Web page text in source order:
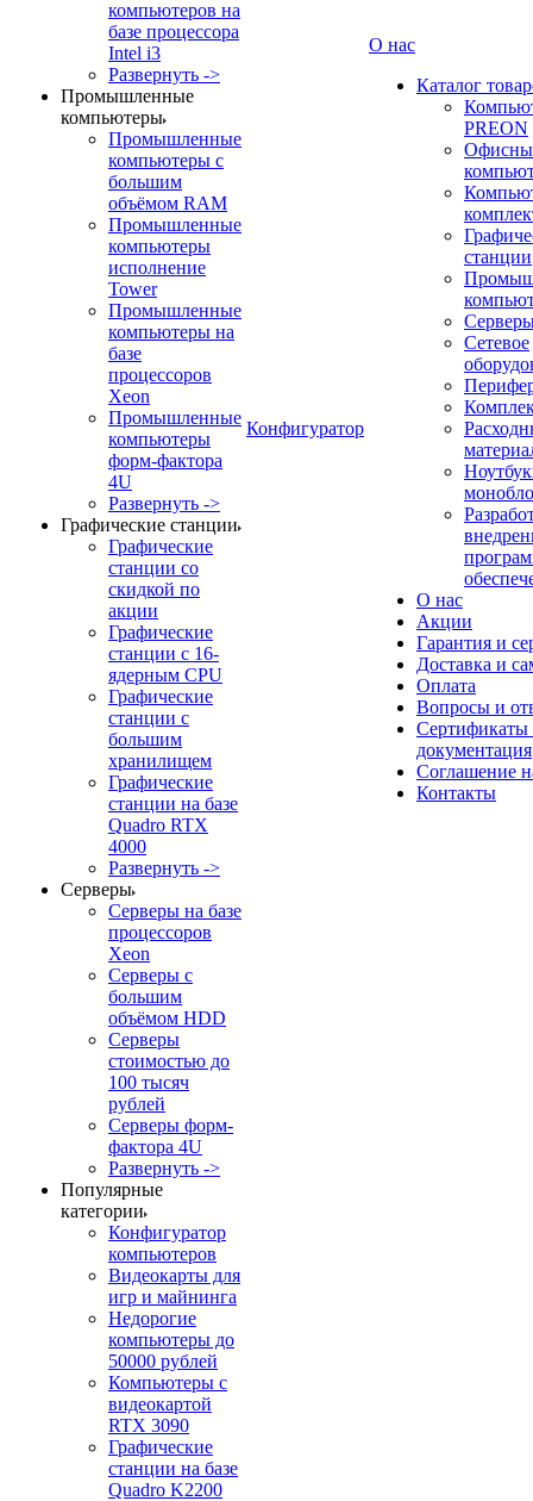
компьютеров на
базе процессора
Intel i3
Развернуть ->
Промышленные
компьютеры
Промышленные
компьютеры с
большим
объёмом RAM
Промышленные
компьютеры
исполнение
Tower
Промышленные
компьютеры на
базе
процессоров
Xeon
Промышленные
компьютеры
форм-фактора
4U
Развернуть ->
Графические станции
Графические
станции со
скидкой по
акции
Графические
станции с 16-
ядерным CPU
Графические
станции с
большим
хранилищем
Графические
станции на базе
Quadro RTX
4000
Развернуть ->
Серверы
Серверы на базе
процессоров
Xeon
Серверы с
большим
объёмом HDD
Серверы
стоимостью до
100 тысяч
рублей
Серверы форм-
фактора 4U
Развернуть ->
Популярные
категории
Конфигуратор
компьютеров
Видеокарты для
игр и майнинга
Недорогие
компьютеры до
50000 рублей
Компьютеры с
видеокартой
RTX 3090
Графические
станции на базе
Quadro K2200
Конфигуратор
О нас
Каталог
PREON
станции
Сетевое
О нас
Акции
Гарантия и
Доставка и
Оплата
Вопросы и
Сертификаты
документация
Соглашение
Контакты